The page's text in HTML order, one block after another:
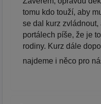
tomu kdo touží, aby
se dal kurz
portálech píše, že je
rodiny. Kurz dále
najdeme i něco pro